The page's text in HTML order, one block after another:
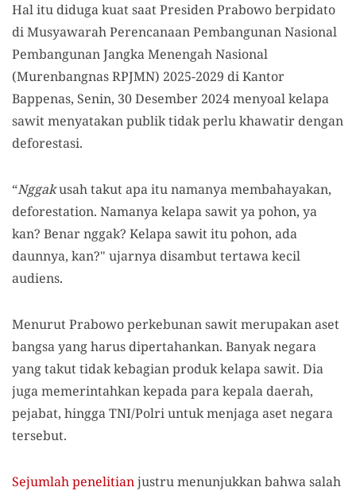
Hal itu diduga kuat saat Presiden Prabowo berpidato
di Musyawarah Perencanaan Pembangunan Nasional
Pembangunan Jangka Menengah Nasional
(Murenbangnas RPJMN) 2025-2029 di Kantor
Bappenas, Senin, 30 Desember 2024 menyoal kelapa
sawit menyatakan publik tidak perlu khawatir dengan
deforestasi.
“Nggakusah takut apa itu namanya membahayakan,
deforestation. Namanya kelapa sawit ya pohon, ya
kan? Benar nggak? Kelapa sawit itu pohon, ada
daunnya, kan?" ujarnya disambut tertawa kecil
audiens.
Menurut Prabowo perkebunan sawit merupakan aset
bangsa yang harus dipertahankan. Banyak negara
yang takut tidak kebagian produk kelapa sawit. Dia
juga memerintahkan kepada para kepala daerah,
pejabat, hingga TNI/Polri untuk menjaga aset negara
tersebut.
Sejumlah penelitianjustru menunjukkan bahwa salah